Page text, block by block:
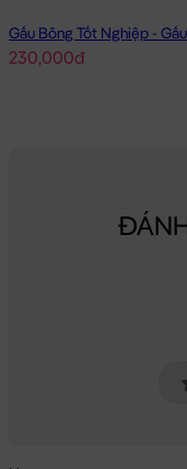
230,000đ